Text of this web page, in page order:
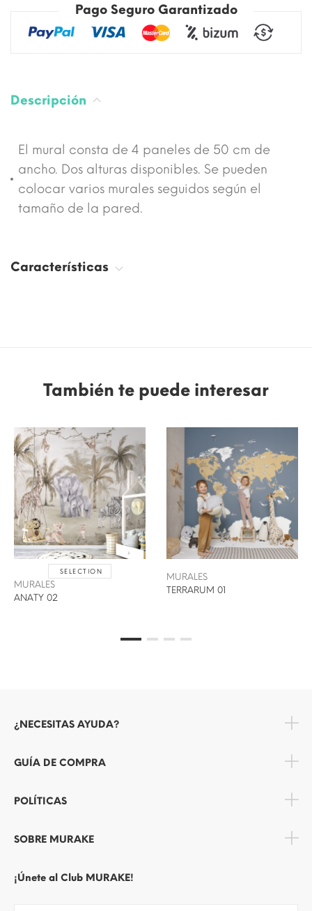
Pago Seguro Garantizado
Descripción
El mural consta de 4 paneles de 50 cm de
ancho. Dos alturas disponibles. Se pueden
colocar varios murales seguidos según el
tamaño de la pared.
Características
También te puede interesar
SELECTION
MURALES
ANATY 02
MURALES
TERRARUM 01
¿NECESITAS AYUDA?
GUÍA DE COMPRA
POLÍTICAS
SOBRE MURAKE
¡Únete al Club MURAKE!